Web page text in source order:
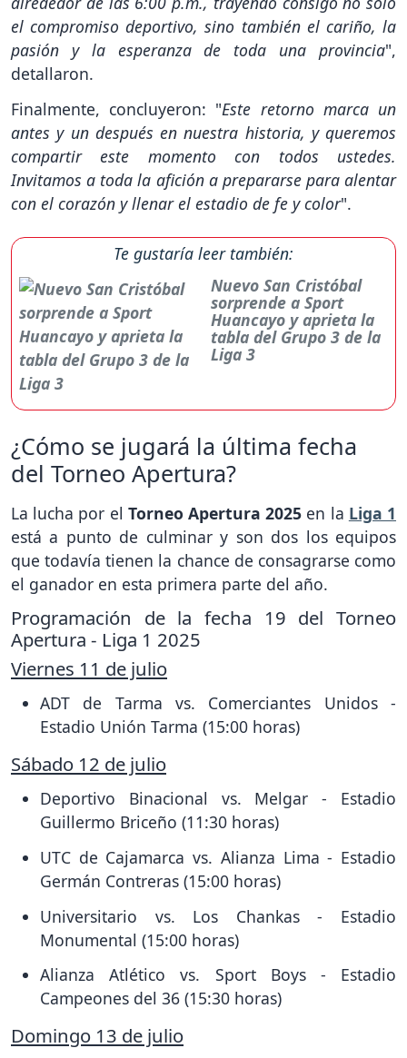
el compromiso deportivo, sino también el cariño, la
pasión y la esperanza de toda una provincia",
detallaron.
Finalmente, concluyeron: "Este retorno marca un
antes y un después en nuestra historia, y queremos
compartir este momento con todos ustedes.
Invitamos a toda la afición a prepararse para alentar
con el corazón y llenar el estadio de fe y color".
Te gustaría leer también:
Nuevo San Cristóbal
sorprende a Sport
Huancayo y aprieta la
tabla del Grupo 3 de la
Liga 3
¿Cómo se jugará la última fecha
del Torneo Apertura?
La lucha por el Torneo Apertura 2025 en la Liga 1
está a punto de culminar y son dos los equipos
que todavía tienen la chance de consagrarse como
el ganador en esta primera parte del año.
Programación de la fecha 19 del Torneo
Apertura - Liga 1 2025
Viernes 11 de julio
ADT de Tarma vs. Comerciantes Unidos -
Estadio Unión Tarma (15:00 horas)
Sábado 12 de julio
Deportivo Binacional vs. Melgar - Estadio
Guillermo Briceño (11:30 horas)
UTC de Cajamarca vs. Alianza Lima - Estadio
Germán Contreras (15:00 horas)
Universitario vs. Los Chankas - Estadio
Monumental (15:00 horas)
Alianza Atlético vs. Sport Boys - Estadio
Campeones del 36 (15:30 horas)
Domingo 13 de julio